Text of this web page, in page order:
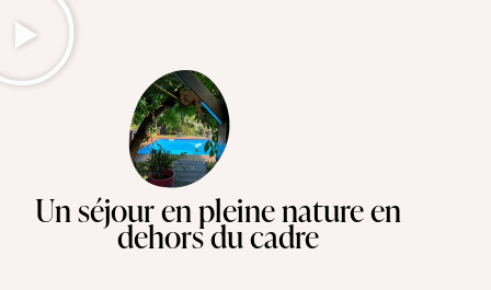
Un séjour en pleine nature en
dehors du cadre